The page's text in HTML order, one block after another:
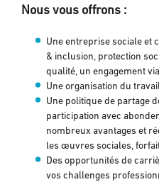
Nous vous offrons :
Une entreprise sociale et
& inclusion, protection
qualité, un engagement
Une organisation du
Une politique de partage
participation avec
nombreux avantages et
les œuvres sociales,
Des opportunités de
vos challenges